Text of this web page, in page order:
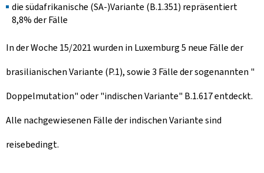
die südafrikanische (SA-)Variante (B.1.351) repräsentiert
8,8% der Fälle
In der Woche 15/2021 wurden in Luxemburg 5 neue Fälle der
brasilianischen Variante (P.1), sowie 3 Fälle der sogenannten "
Doppelmutation" oder "indischen Variante" B.1.617 entdeckt.
Alle nachgewiesenen Fälle der indischen Variante sind
reisebedingt.